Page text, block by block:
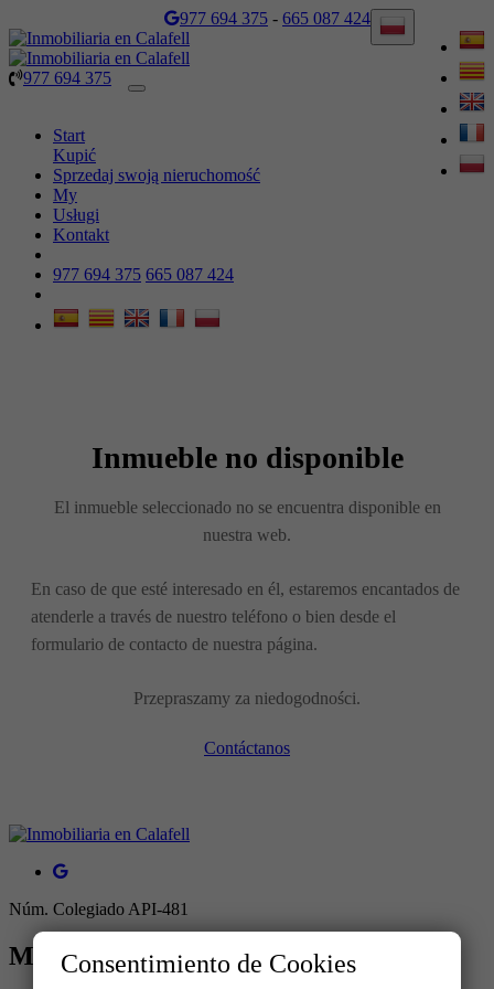
977 694 375 - 665 087 424
977 694 375
Toggle
Start
Kupić
Sprzedaj swoją nieruchomość
My
Usługi
Kontakt
977 694 375 665 087 424
Inmueble no disponible
El inmueble seleccionado no se encuentra disponible en
nuestra web.
En caso de que esté interesado en él, estaremos encantados de
atenderle a través de nuestro teléfono o bien desde el
formulario de contacto de nuestra página.
Przepraszamy za niedogodności.
Contáctanos
Núm. Colegiado API-481
MENUConsentimiento de Cookies